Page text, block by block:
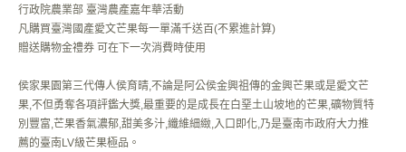
行政院農業部 臺灣農產嘉年華活動
凡購買臺灣國產愛文芒果每一單滿千送百(不累進計算)
贈送購物金禮券 可在下一次消費時使用
侯家果園第三代傳人侯育晴,不論是阿公侯金興祖傳的金興芒果或是愛文芒
果,不但勇奪各項評鑑大獎,最重要的是成長在白堊土山坡地的芒果,礦物質特
別豐富,芒果香氣濃郁,甜美多汁,纖維細緻,入口即化,乃是臺南市政府大力推
薦的臺南LV級芒果極品。